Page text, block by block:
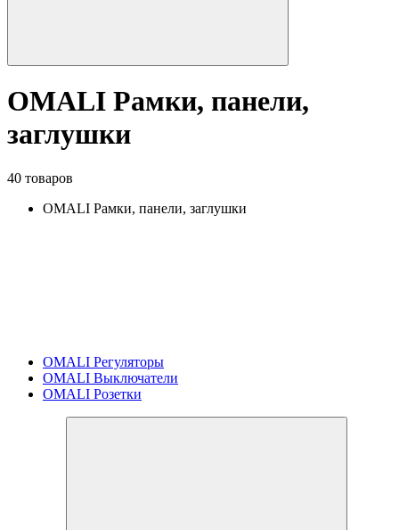
OMALI Рамки, панели,
заглушки
40 товаров
OMALI Рамки, панели, заглушки
OMALI Регуляторы
OMALI Выключатели
OMALI Розетки